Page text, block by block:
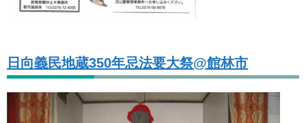
日向義民地蔵350年忌法要大祭@館林市